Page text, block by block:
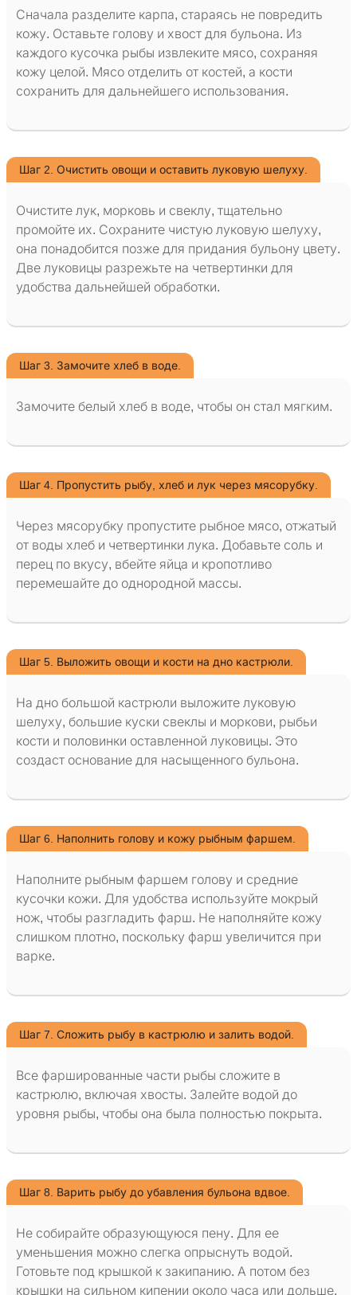
Сначала разделите карпа, стараясь не повредить
кожу. Оставьте голову и хвост для бульона. Из
каждого кусочка рыбы извлеките мясо, сохраняя
кожу целой. Мясо отделить от костей, а кости
сохранить для дальнейшего использования.
Шаг 2. Очистить овощи и оставить луковую шелуху.
Очистите лук, морковь и свеклу, тщательно
промойте их. Сохраните чистую луковую шелуху,
она понадобится позже для придания бульону цвету.
Две луковицы разрежьте на четвертинки для
удобства дальнейшей обработки.
Шаг 3. Замочите хлеб в воде.
Замочите белый хлеб в воде, чтобы он стал мягким.
Шаг 4. Пропустить рыбу, хлеб и лук через мясорубку.
Через мясорубку пропустите рыбное мясо, отжатый
от воды хлеб и четвертинки лука. Добавьте соль и
перец по вкусу, вбейте яйца и кропотливо
перемешайте до однородной массы.
Шаг 5. Выложить овощи и кости на дно кастрюли.
На дно большой кастрюли выложите луковую
шелуху, большие куски свеклы и моркови, рыбьи
кости и половинки оставленной луковицы. Это
создаст основание для насыщенного бульона.
Шаг 6. Наполнить голову и кожу рыбным фаршем.
Наполните рыбным фаршем голову и средние
кусочки кожи. Для удобства используйте мокрый
нож, чтобы разгладить фарш. Не наполняйте кожу
слишком плотно, поскольку фарш увеличится при
варке.
Шаг 7. Сложить рыбу в кастрюлю и залить водой.
Все фаршированные части рыбы сложите в
кастрюлю, включая хвосты. Залейте водой до
уровня рыбы, чтобы она была полностью покрыта.
Шаг 8. Варить рыбу до убавления бульона вдвое.
Не собирайте образующуюся пену. Для ее
уменьшения можно слегка опрыснуть водой.
Готовьте под крышкой к закипанию. А потом без
крышки на сильном кипении около часа или дольше,